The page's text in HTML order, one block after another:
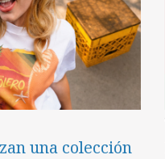
una colección